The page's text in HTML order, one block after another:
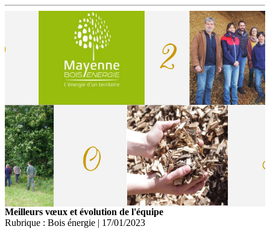
Meilleurs vœux et évolution de l'équipe
Rubrique : Bois énergie | 17/01/2023